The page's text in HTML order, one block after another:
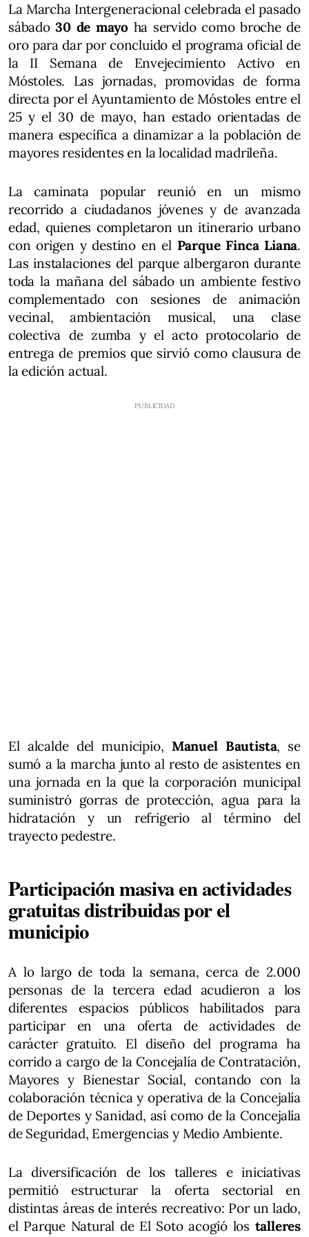
La Marcha Intergeneracional celebrada el pasado
sábado30 de mayo ha servido como broche de
oro para dar por concluido el programa oficial de
la II Semana de Envejecimiento Activo en
Móstoles. Las jornadas, promovidas de forma
directa por el Ayuntamiento de Móstoles entre el
25 y el 30 de mayo, han estado orientadas de
manera específica a dinamizar a la población de
mayores residentes en la localidad madrileña.
La caminata popular reunió en un mismo
recorrido a ciudadanos jóvenes y de avanzada
edad, quienes completaron un itinerario urbano
con origen y destino en el Parque Finca Liana.
Las instalaciones del parque albergaron durante
toda la mañana del sábado un ambiente festivo
complementado con sesiones de animación
vecinal, ambientación musical, una clase
colectiva de zumba y el acto protocolario de
entrega de premios que sirvió como clausura de
la edición actual.
El alcalde del municipio, Manuel Bautista, se
sumó a la marcha junto al resto de asistentes en
una jornada en la que la corporación municipal
suministró gorras de protección, agua para la
hidratación y un refrigerio al término del
trayecto pedestre.
Participación masiva en actividades
gratuitas distribuidas por el
municipio
A lo largo de toda la semana, cerca de 2.000
personas de la tercera edad acudieron a los
diferentes espacios públicos habilitados para
participar en una oferta de actividades de
carácter gratuito. El diseño del programa ha
corrido a cargo de la Concejalía de Contratación,
Mayores y Bienestar Social, contando con la
colaboración técnica y operativa de la Concejalía
de Deportes y Sanidad, así como de la Concejalía
de Seguridad, Emergencias y Medio Ambiente.
La diversificación de los talleres e iniciativas
permitió estructurar la oferta sectorial en
distintas áreas de interés recreativo: Por un lado,
el Parque Natural de El Soto acogió los talleres